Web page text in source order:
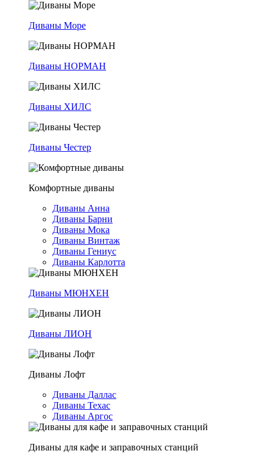
Диваны Море
Диваны НОРМАН
Диваны ХИЛС
Диваны Честер
Комфортные диваны
Диваны Анна
Диваны Барни
Диваны Мока
Диваны Винтаж
Диваны Гениус
Диваны Карлотта
Диваны МЮНХЕН
Диваны ЛИОН
Диваны Лофт
Диваны Даллас
Диваны Техас
Диваны Аргос
Диваны для кафе и заправочных станций